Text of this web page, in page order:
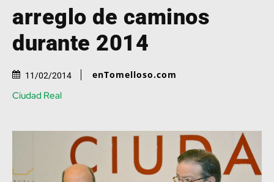
arreglo de caminos
durante 2014
11/02/2014 enTomelloso.com
Ciudad Real